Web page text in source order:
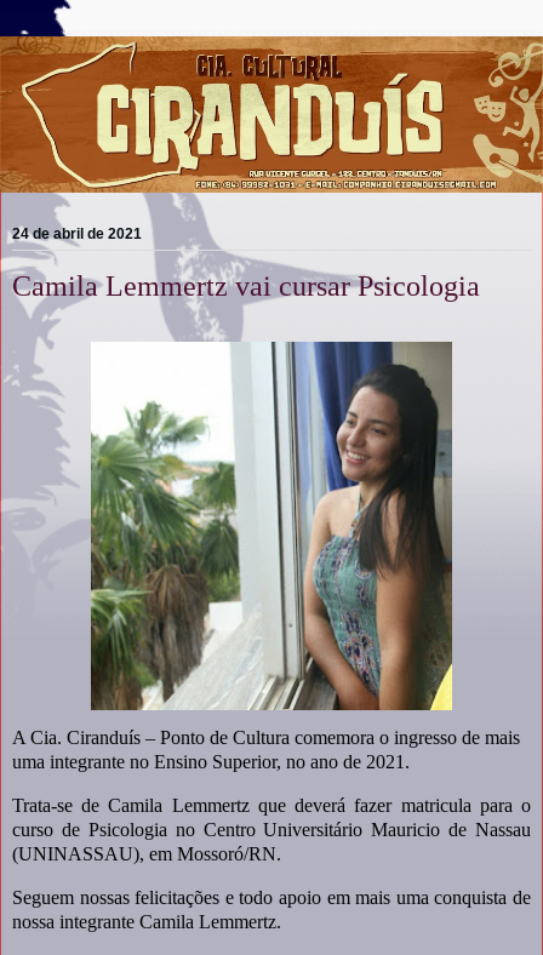
24 de abril de 2021
Camila Lemmertz vai cursar Psicologia
A Cia. Ciranduís – Ponto de Cultura comemora o ingresso de mais
uma integrante no Ensino Superior, no ano de 2021.
Trata-se de Camila Lemmertz que deverá fazer matricula para o
curso de Psicologia no Centro Universitário Mauricio de Nassau
(UNINASSAU), em Mossoró/RN.
Seguem nossas felicitações e todo apoio em mais uma conquista de
nossa integrante Camila Lemmertz.